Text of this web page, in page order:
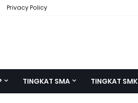
Privacy Policy
TINGKAT SMA TINGKAT SMK